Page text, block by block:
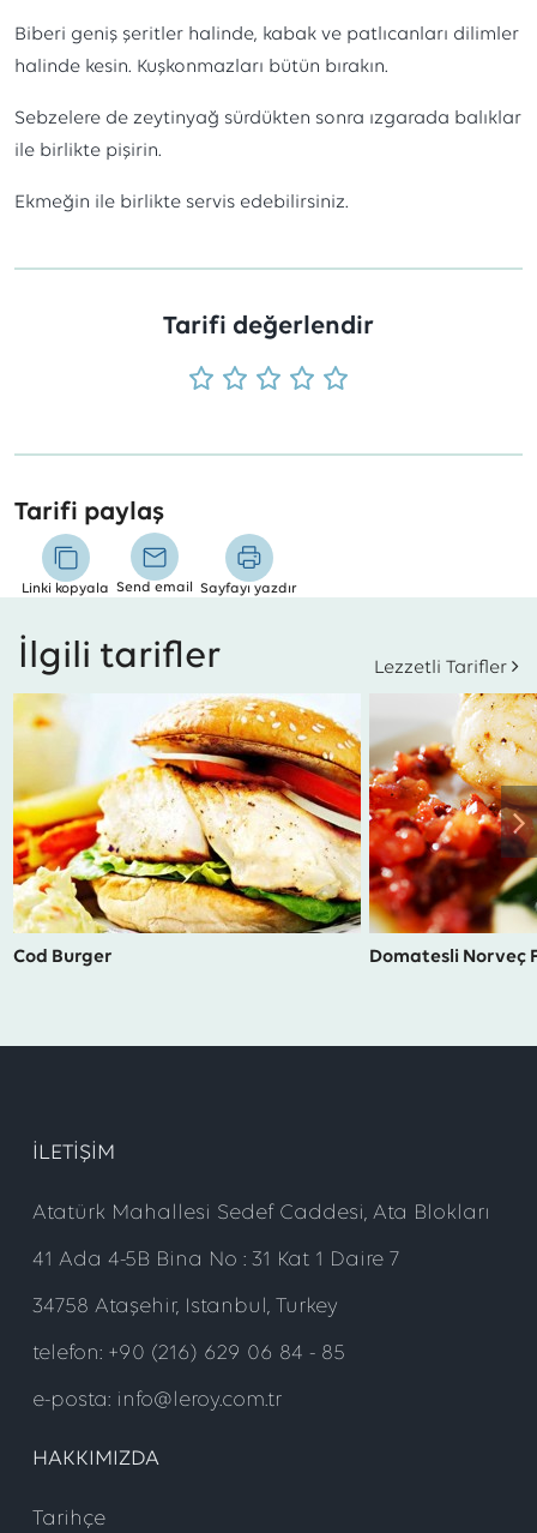
Biberi geniş şeritler halinde, kabak ve patlıcanları dilimler
halinde kesin. Kuşkonmazları bütün bırakın.
Sebzelere de zeytinyağ sürdükten sonra ızgarada balıklar
ile birlikte pişirin.
Ekmeğin ile birlikte servis edebilirsiniz.
Tarifi değerlendir
Tarifi paylaş
Linki kopyala Send email Sayfayı yazdır
İlgili tarifler Lezzetli Tarifler
Cod Burger Domatesli Norveç
ILETIŞIM
Atatürk Mahallesi Sedef Caddesi, Ata Blokları
41 Ada 4-5B Bina No : 31 Kat 1 Daire 7
34758 Ataşehir, Istanbul, Turkey
telefon: +90 (216) 629 06 84 - 85
e-posta: info@leroy.com.tr
HAKKIMIZDA
Tarihçe